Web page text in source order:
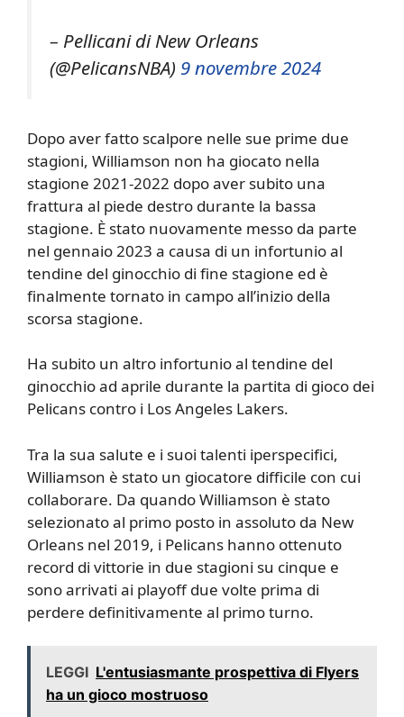
– Pellicani di New Orleans
(@PelicansNBA) 9 novembre 2024
Dopo aver fatto scalpore nelle sue prime due
stagioni, Williamson non ha giocato nella
stagione 2021-2022 dopo aver subito una
frattura al piede destro durante la bassa
stagione. È stato nuovamente messo da parte
nel gennaio 2023 a causa di un infortunio al
tendine del ginocchio di fine stagione ed è
finalmente tornato in campo all’inizio della
scorsa stagione.
Ha subito un altro infortunio al tendine del
ginocchio ad aprile durante la partita di gioco dei
Pelicans contro i Los Angeles Lakers.
Tra la sua salute e i suoi talenti iperspecifici,
Williamson è stato un giocatore difficile con cui
collaborare. Da quando Williamson è stato
selezionato al primo posto in assoluto da New
Orleans nel 2019, i Pelicans hanno ottenuto
record di vittorie in due stagioni su cinque e
sono arrivati ​​ai playoff due volte prima di
perdere definitivamente al primo turno.
LEGGI L'entusiasmante prospettiva di Flyers
ha un gioco mostruoso